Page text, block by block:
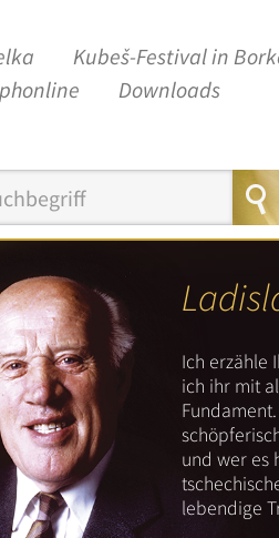
Kubeš-Festival in
Downloads
Ich erzähle
ich ihr mit
und wer es
lebendige